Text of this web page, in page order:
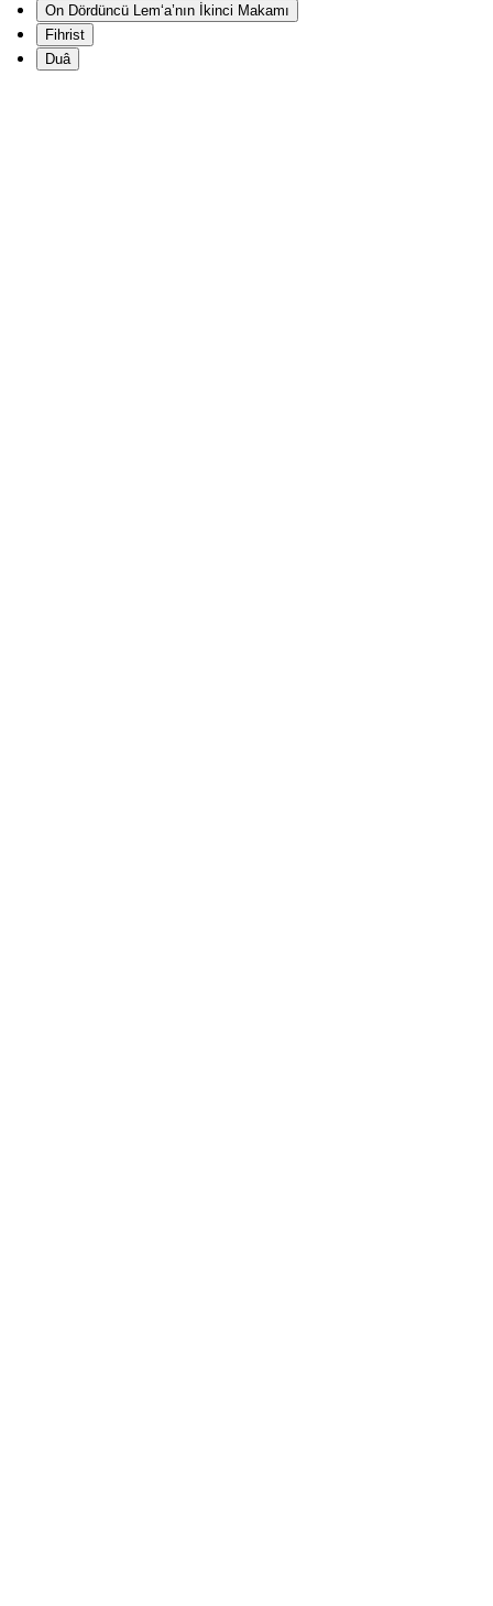
On Dördüncü Lem‘a’nın İkinci Makamı
Fihrist
Duâ